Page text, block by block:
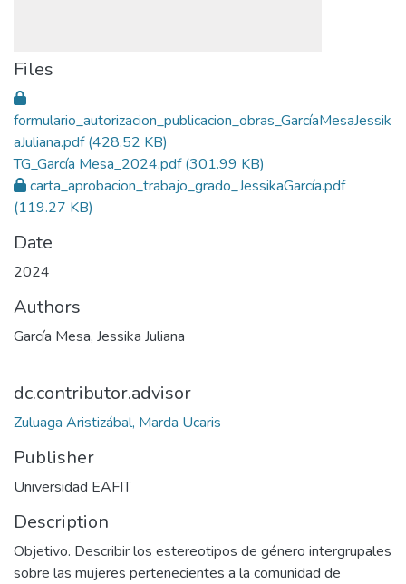
Files
formulario_autorizacion_publicacion_obras_GarcíaMesaJessik
aJuliana.pdf(428.52 KB)
TG_García Mesa_2024.pdf(301.99 KB)
carta_aprobacion_trabajo_grado_JessikaGarcía.pdf
(119.27 KB)
Date
2024
Authors
García Mesa, Jessika Juliana
dc.contributor.advisor
Zuluaga Aristizábal, Marda Ucaris
Publisher
Universidad EAFIT
Description
Objetivo. Describir los estereotipos de género intergrupales
sobre las mujeres pertenecientes a la comunidad de